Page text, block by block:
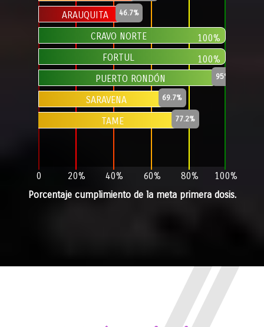
0 20% 40% 60% 80% 100%
ARAUQUITA 46.7%
CRAVO NORTE
100%
FORTUL
100%
PUERTO RONDÓN
95%
SARAVENA 69.7%
TAME 77.2%
Porcentaje cumplimiento de la meta primera dosis.